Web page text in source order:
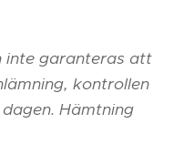
inte garanteras att
kontrollen
Hämtning